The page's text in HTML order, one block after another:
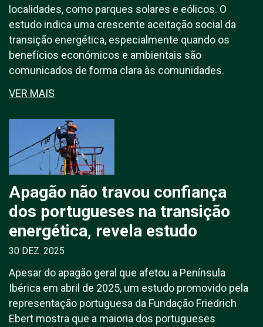
localidades, como parques solares e eólicos. O
estudo indica uma crescente aceitação social da
transição energética, especialmente quando os
benefícios económicos e ambientais são
comunicados de forma clara às comunidades.
VER MAIS
Apagão não travou confiança
dos portugueses na transição
energética, revela estudo
30 DEZ. 2025
Apesar do apagão geral que afetou a Península
Ibérica em abril de 2025, um estudo promovido pela
representação portuguesa da Fundação Friedrich
Ebert mostra que a maioria dos portugueses